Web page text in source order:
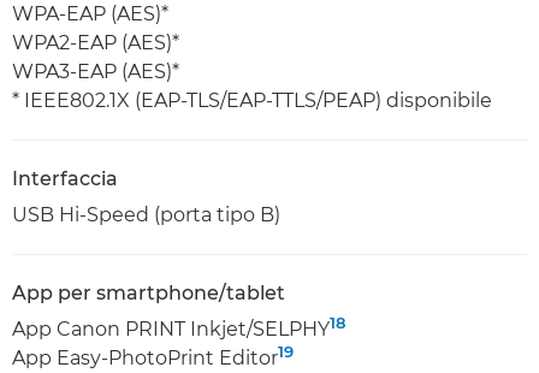
WPA-EAP (AES)*
WPA2-EAP (AES)*
WPA3-EAP (AES)*
* IEEE802.1X (EAP-TLS/EAP-TTLS/PEAP) disponibile
Interfaccia
USB Hi-Speed (porta tipo B)
App per smartphone/tablet
App Canon PRINT Inkjet/SELPHY18
App Easy-PhotoPrint Editor19